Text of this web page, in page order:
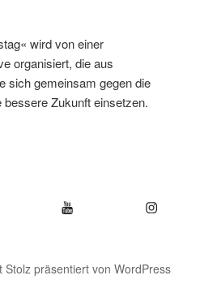
wird von einer
organisiert, die aus
sich gemeinsam gegen die
Zukunft einsetzen.
Stolz präsentiert von WordPress